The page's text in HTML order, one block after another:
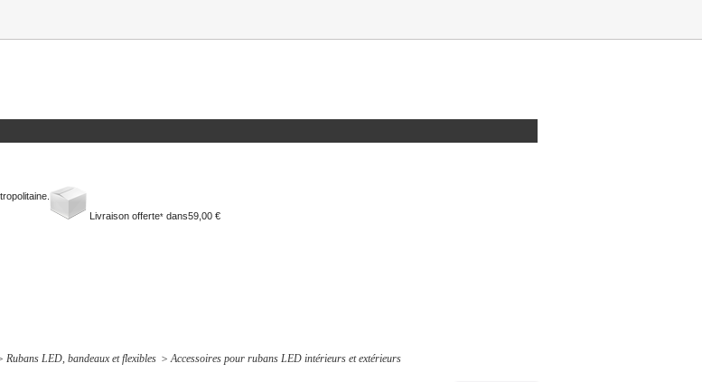
Livraison offerte* dans59,00 €
Rubans LED, bandeaux et flexibles > Accessoires pour rubans LED intérieurs et extérieurs